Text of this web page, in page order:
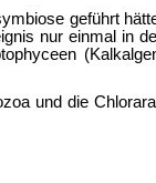
geführt
nur einmal in
und die